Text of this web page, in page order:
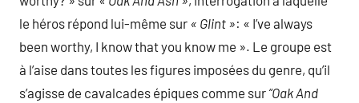
le héros répond lui-même sur « Glint »: « I’ve always
been worthy, I know that you know me ». Le groupe est
à l’aise dans toutes les figures imposées du genre, qu’il
s’agisse de cavalcades épiques comme sur “Oak And